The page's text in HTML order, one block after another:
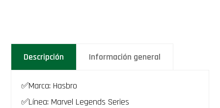
Descripción Información general
✅Marca: Hasbro
✅Línea: Marvel Legends Series